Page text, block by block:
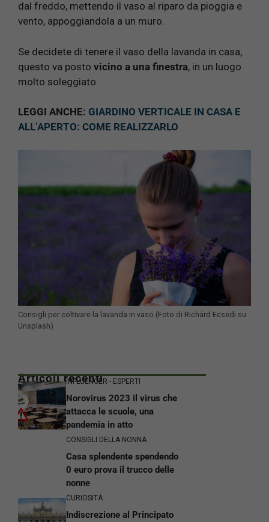
dal freddo, mettendo il vaso al riparo da pioggia e
vento, appoggiandola a un muro.
Se decidete di tenere il vaso della lavanda in casa,
questo va posto vicino a una finestra, in un luogo
molto soleggiato
LEGGI ANCHE: GIARDINO VERTICALE IN CASA E
ALL’APERTO: COME REALIZZARLO
Consigli per coltivare la lavanda in vaso (Foto di Richárd Ecsedi su
Unsplash)
Articoli recentiINFLUENCER - ESPERTI
Norovirus 2023 il virus che
attacca le scuole, una
pandemia in atto
CONSIGLI DELLA NONNA
Casa splendente spendendo
0 euro prova il trucco delle
nonne
CURIOSITÀ
Indiscrezione al Principato